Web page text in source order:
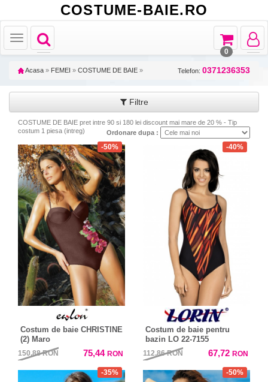
COSTUME-BAIE.RO
Toggle
navigation
Toggle
navigation
Toggle
Toggle
navigation
0
Acasa » FEMEI » COSTUME DE BAIE » Telefon: 0371236353
Filtre
COSTUME DE BAIE pret intre 90 si 180 lei discount mai mare de 20 % - Tip
costum 1 piesa (intreg)
Ordonare dupa :
-50%
Costum de baie CHRISTINE
(2) Maro
150,88RON 75,44 RON
-40%
Costum de baie pentru
bazin LO 22-7155
112,86RON 67,72 RON
-35% -50%